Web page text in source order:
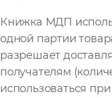
Книжка МДП
одной партии
разрешает
получателям
использоваться